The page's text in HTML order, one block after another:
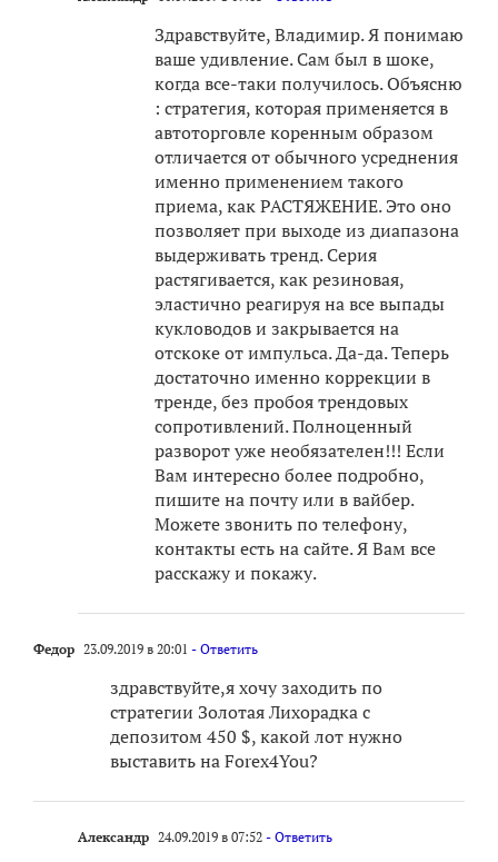
Здравствуйте, Владимир. Я понимаю
ваше удивление. Сам был в шоке,
когда все-таки получилось. Объясню
: стратегия, которая применяется в
автоторговле коренным образом
отличается от обычного усреднения
именно применением такого
приема, как РАСТЯЖЕНИЕ. Это оно
позволяет при выходе из диапазона
выдерживать тренд. Серия
растягивается, как резиновая,
эластично реагируя на все выпады
кукловодов и закрывается на
отскоке от импульса. Да-да. Теперь
достаточно именно коррекции в
тренде, без пробоя трендовых
сопротивлений. Полноценный
разворот уже необязателен!!! Если
Вам интересно более подробно,
пишите на почту или в вайбер.
Можете звонить по телефону,
контакты есть на сайте. Я Вам все
расскажу и покажу.
Федор 23.09.2019 в 20:01 - Ответить
здравствуйте,я хочу заходить по
стратегии Золотая Лихорадка с
депозитом 450 $, какой лот нужно
выставить на Forex4You?
Александр 24.09.2019 в 07:52 - Ответить